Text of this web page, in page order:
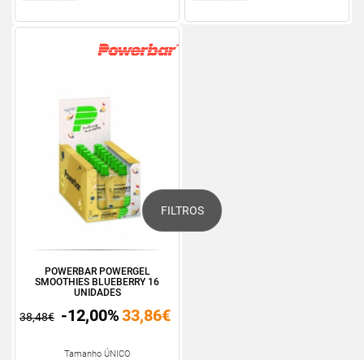
FILTROS
POWERBAR POWERGEL
SMOOTHIES BLUEBERRY 16
UNIDADES
38,48€ -12,00%33,86€
Tamanho ÚNICO